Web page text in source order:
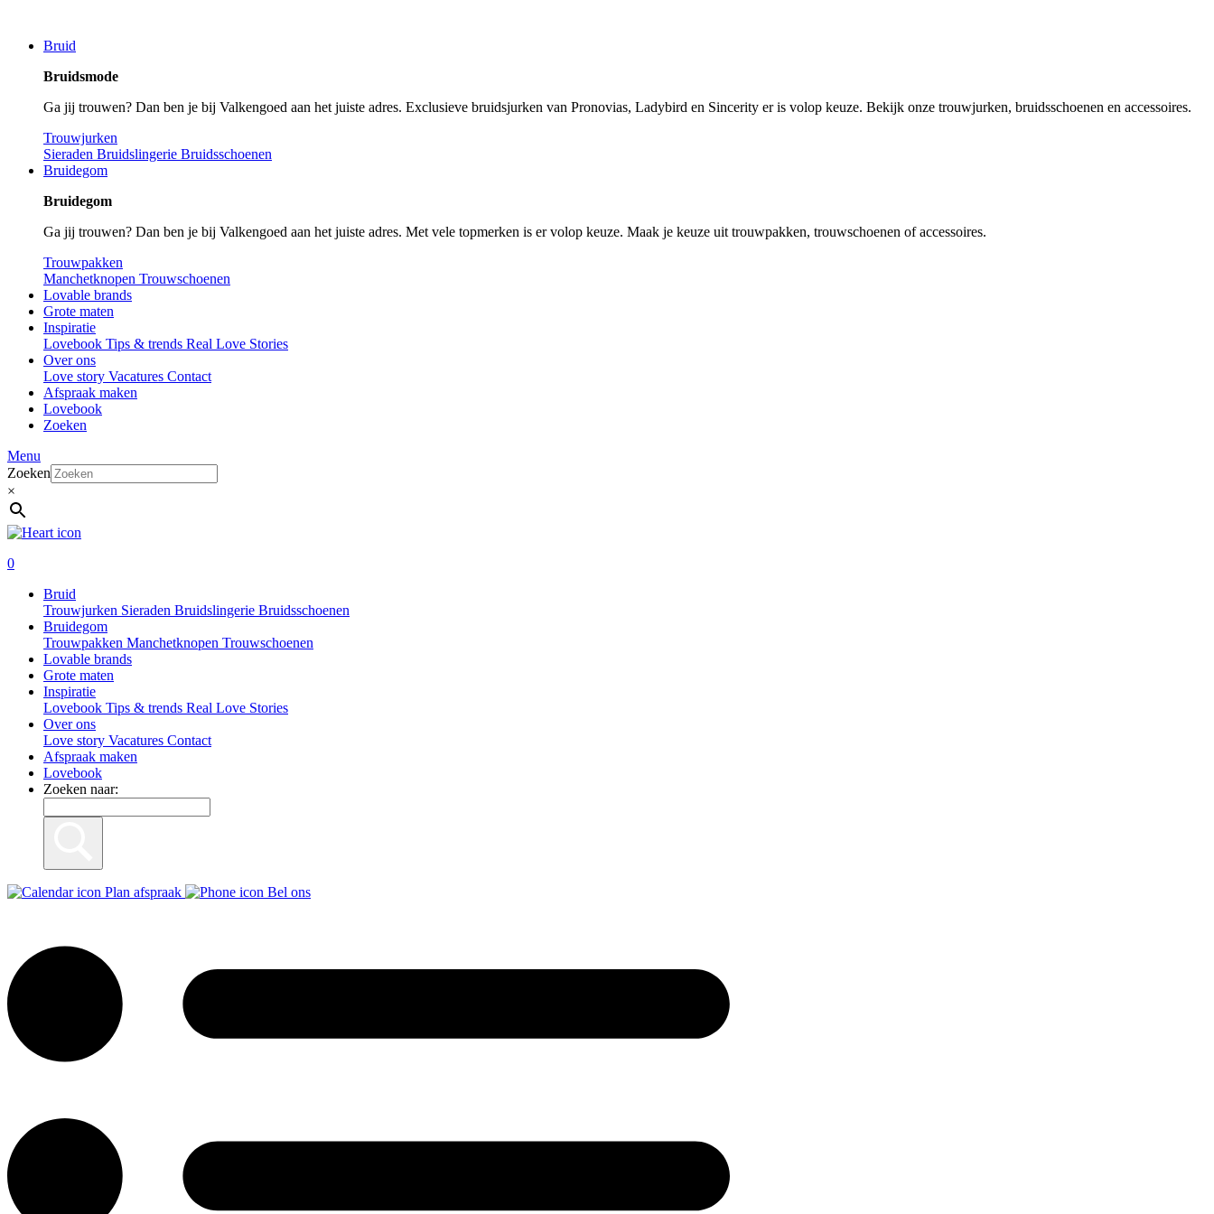
Bruid
Bruidsmode
Ga jij trouwen? Dan ben je bij Valkengoed aan het juiste adres. Exclusieve bruidsjurken van Pronovias, Ladybird en Sincerity er is volop keuze. Bekijk onze trouwjurken, bruidsschoenen en accessoires.
Trouwjurken
Sieraden Bruidslingerie Bruidsschoenen
Bruidegom
Bruidegom
Ga jij trouwen? Dan ben je bij Valkengoed aan het juiste adres. Met vele topmerken is er volop keuze. Maak je keuze uit trouwpakken, trouwschoenen of accessoires.
Trouwpakken
Manchetknopen Trouwschoenen
Lovable brands
Grote maten
Inspiratie
Lovebook Tips & trends Real Love Stories
Over ons
Love story Vacatures Contact
Afspraak maken
Lovebook
Zoeken
Menu
Zoeken
×
0
Bruid
Trouwjurken Sieraden Bruidslingerie Bruidsschoenen
Bruidegom
Trouwpakken Manchetknopen Trouwschoenen
Lovable brands
Grote maten
Inspiratie
Lovebook Tips & trends Real Love Stories
Over ons
Love story Vacatures Contact
Afspraak maken
Lovebook
Zoeken naar:
Plan afspraak Bel ons